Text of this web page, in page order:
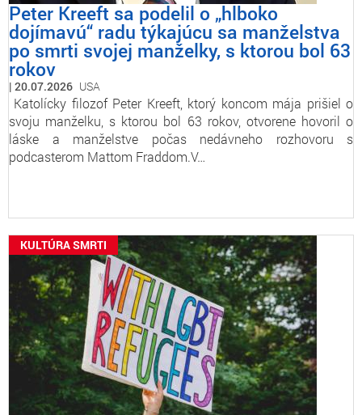
Peter Kreeft sa podelil o „hlboko
dojímavú“ radu týkajúcu sa manželstva
po smrti svojej manželky, s ktorou bol 63
rokov
20.07.2026 USA
Katolícky filozof Peter Kreeft, ktorý koncom mája prišiel o
svoju manželku, s ktorou bol 63 rokov, otvorene hovoril o
láske a manželstve počas nedávneho rozhovoru s
podcasterom Mattom Fraddom.V…
KULTÚRA SMRTI